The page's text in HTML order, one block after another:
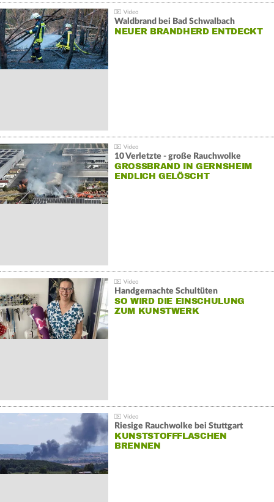
Waldbrand bei Bad Schwalbach
NEUER BRANDHERD ENTDECKT
10 Verletzte - große Rauchwolke
GROSSBRAND IN GERNSHEIM E
NDLICH GELÖSCHT
Handgemachte Schultüten
SO WIRD DIE EINSCHULUNG
ZUM KUNSTWERK
Riesige Rauchwolke bei Stuttgart
KUNSTSTOFFFLASCHEN
BRENNEN